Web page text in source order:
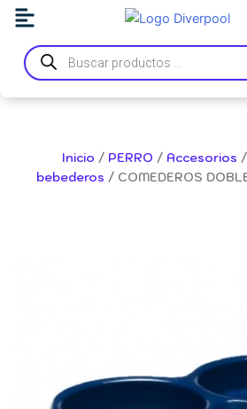
contenido
Búsqueda
de
productos
Inicio / PERRO / Accesorios /
bebederos / COMEDEROS